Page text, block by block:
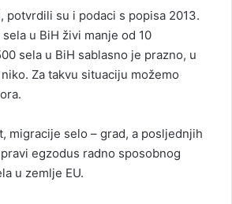
potvrdili su i podaci s popisa 2013.
u BiH živi manje od 10
sela u BiH sablasno je prazno, u
Za takvu situaciju možemo
migracije selo – grad, a posljednjih
egzodus radno sposobnog
u zemlje EU.